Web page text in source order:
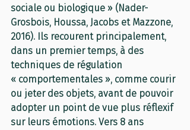
sociale ou biologique » (Nader-
Grosbois, Houssa, Jacobs et Mazzone,
2016). Ils recourent principalement,
dans un premier temps, à des
techniques de régulation
« comportementales », comme courir
ou jeter des objets, avant de pouvoir
adopter un point de vue plus réflexif
sur leurs émotions. Vers 8 ans